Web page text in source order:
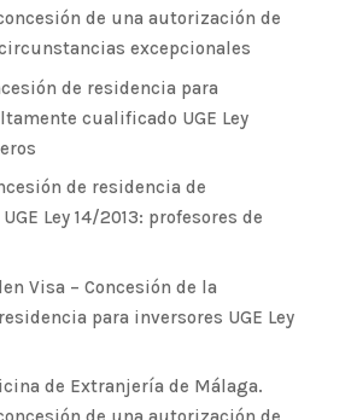
de una autorización de
excepcionales
de residencia para
cualificado UGE Ley
de residencia de
Ley 14/2013: profesores de
Visa – Concesión de la
para inversores UGE Ley
de Extranjería de Málaga.